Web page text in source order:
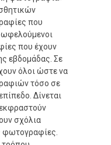
που
ωφελούμενοι
που έχουν
εβδομάδας. Σε
όλοι ώστε να
τόσο σε
Δίνεται
σχόλια
φωτογραφίες.